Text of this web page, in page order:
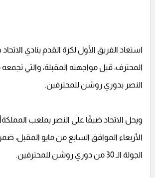
استعاد الفريق الأول لكرة القدم بنادي
المحترف، قبل مواجهته المقبلة، والتي
النصر بدوري روشن للمحترفين.
ويحل الاتحاد ضيفًا على النصر بملعب
الأربعاء الموافق السابع من مايو المقبل،
الجولة الـ 30 من دوري روشن للمحترفين.